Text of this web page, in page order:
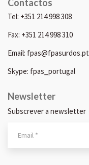
Contactos
Tel: +351 214 998 308
Fax: +351 214 998 310
Email: fpas@fpasurdos.pt
Skype: fpas_portugal
Newsletter
Subscrever a newsletter